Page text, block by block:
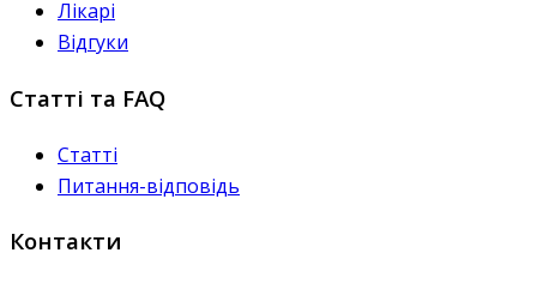
Лікарі
Відгуки
Статті та FAQ
Статті
Питання-відповідь
Контакти